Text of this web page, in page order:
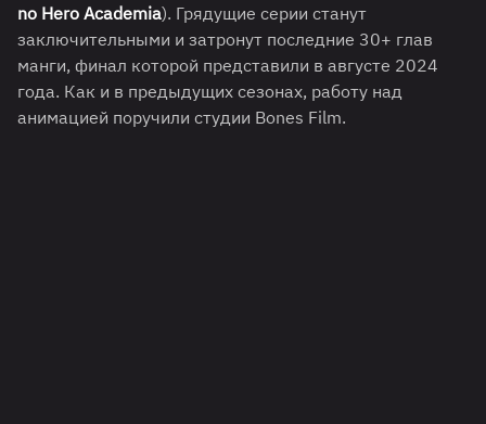
no Hero Academia). Грядущие серии станут
заключительными и затронут последние 30+ глав
манги, финал которой представили в августе 2024
года. Как и в предыдущих сезонах, работу над
анимацией поручили студии Bones Film.